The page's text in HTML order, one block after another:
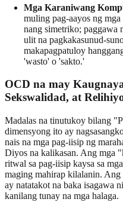
Mga Karaniwang
muling pag-aayos ng
nang simetriko; paggawa
ulit na pagkakasunud-
makapagpatuloy
'wasto' o 'sakto.'
OCD na may
Sekswalidad, at
Madalas na tinutukoy bilang
dimensyong ito ay
nais na mga pag-iisip ng
Diyos na kalikasan. Ang mga
ritwal sa pag-iisip kaysa sa
maging mahirap kilalanin. Ang
ay natatakot na baka isagawa
kanilang tunay na mga halaga.